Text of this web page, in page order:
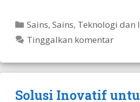
Kategori
Sains,Sains, Teknologi dan
Tinggalkan komentar
Solusi Inovatif